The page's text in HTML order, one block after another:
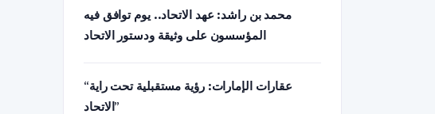
محمد بن راشد: عهد الاتحاد.. يوم توافق فيه
المؤسسون على وثيقة ودستور الاتحاد
“عقارات الإمارات: رؤية مستقبلية تحت راية
الاتحاد”